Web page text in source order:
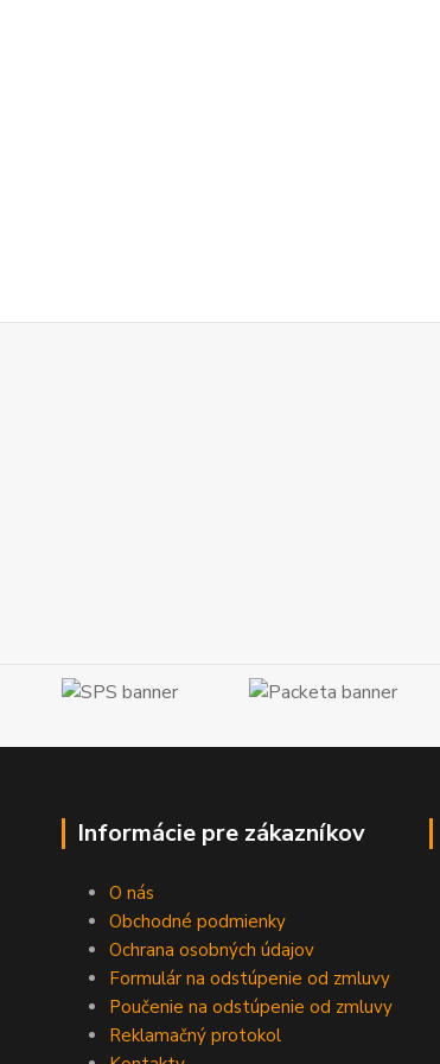
Informácie pre zákazníkov
O nás
Obchodné podmienky
Ochrana osobných údajov
Formulár na odstúpenie od zmluvy
Poučenie na odstúpenie od zmluvy
Reklamačný protokol